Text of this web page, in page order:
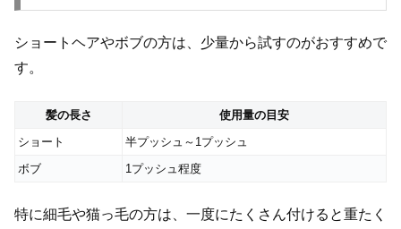
ショートヘアやボブの方は、少量から試すのがおすすめで
す。
髪の長さ
使用量の目安
ショート
半プッシュ～1プッシュ
ボブ
1プッシュ程度
特に細毛や猫っ毛の方は、一度にたくさん付けると重たく